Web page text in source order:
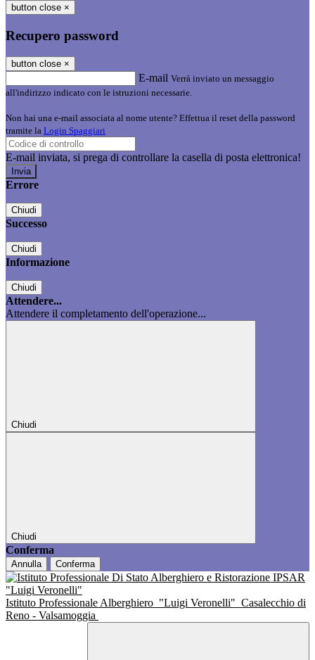
button close ×
Recupero password
button close ×
E-mail Verrà inviato un messaggio
all'indirizzo indicato con le istruzioni necessarie.
Non hai una e-mail associata al nome utente? Effettua il reset della password
tramite la Login Spaggiari
E-mail inviata, si prega di controllare la casella di posta elettronica!
Errore
Chiudi
Successo
Chiudi
Informazione
Chiudi
Attendere...
Attendere il completamento dell'operazione...
Chiudi
Chiudi
Conferma
Annulla Conferma
Istituto Professionale Alberghiero "Luigi Veronelli" Casalecchio di
Reno - Valsamoggia